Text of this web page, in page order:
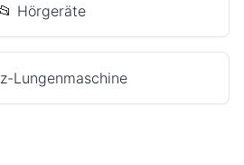
📂 Hörgeräte
Lungenmaschine